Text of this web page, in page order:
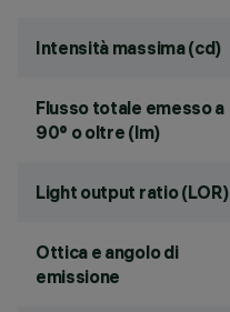
Intensità massima (cd)
Flusso totale emesso a
90° o oltre (lm)
Light output ratio (LOR)
Ottica e angolo di
emissione